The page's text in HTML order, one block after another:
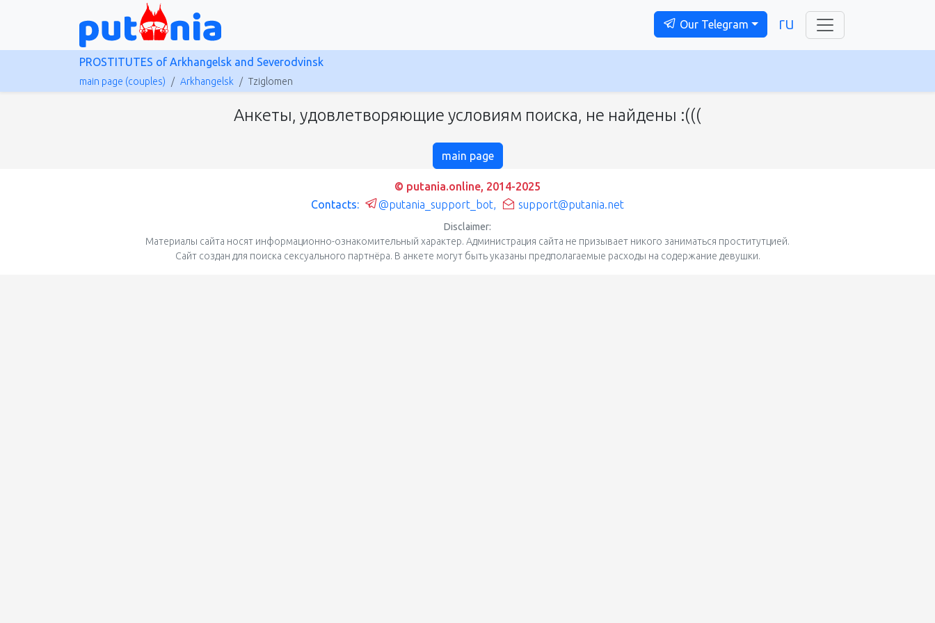
Our Telegram ru
PROSTITUTES of Arkhangelsk and Severodvinsk
main page (couples) Arkhangelsk Tziglomen
Анкеты, удовлетворяющие условиям поиска, не найдены :(((
main page
© putania.online, 2014-2025
Contacts:
@putania_support_bot, support@putania.net
Disclaimer:
Материалы сайта носят информационно-ознакомительный характер. Администрация сайта не призывает никого заниматься проститутцией.
Сайт создан для поиска сексуального партнёра. В анкете могут быть указаны предполагаемые расходы на содержание девушки.